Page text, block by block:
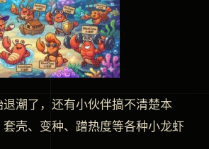
潮了，还有小伙伴搞不清楚本
壳、变种、蹭热度等各种小龙虾